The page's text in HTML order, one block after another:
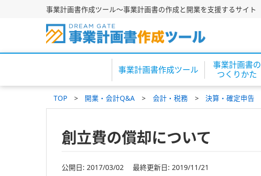
事業計画書作成ツール～事業計画書の作成と開業を支援するサイト
事業計画書作成ツール
事業計画書の
つくりかた
TOP 開業・会計Q&A 会計・税務 決算・確定申告
創立費の償却について
公開日: 2017/03/02 最終更新日: 2019/11/21